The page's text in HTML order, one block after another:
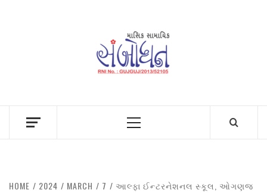
Primary
HOME 2024 MARCH 7
આલ્ફા ઈન્ટરનેશનલ સ્કૂલ, ઓગણજ